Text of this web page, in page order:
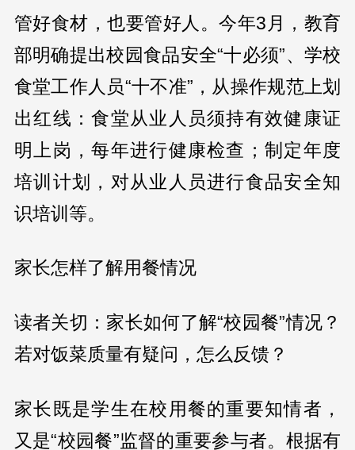
管好食材，也要管好人。今年3月，教育
部明确提出校园食品安全“十必须”、学校
食堂工作人员“十不准”，从操作规范上划
出红线：食堂从业人员须持有效健康证
明上岗，每年进行健康检查；制定年度
培训计划，对从业人员进行食品安全知
识培训等。
家长怎样了解用餐情况
读者关切：家长如何了解“校园餐”情况？
若对饭菜质量有疑问，怎么反馈？
家长既是学生在校用餐的重要知情者，
又是“校园餐”监督的重要参与者。根据有